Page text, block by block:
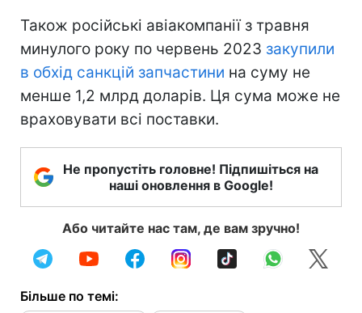
Також російські авіакомпанії з травня
минулого року по червень 2023 закупили
в обхід санкцій запчастини на суму не
менше 1,2 млрд доларів. Ця сума може не
враховувати всі поставки.
Не пропустіть головне! Підпишіться на
наші оновлення в Google!
Або читайте нас там, де вам зручно!
Більше по темі: